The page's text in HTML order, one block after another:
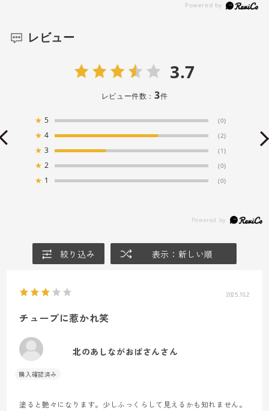
レビュー
3.7
レビュー件数： 3件
★ 5 (0)
★ 4 (2)
★ 3 (1)
★ 2 (0)
★ 1 (0)
絞り込み 表示：新しい順
2025.10.2
チューブに惹かれ笑
北のあしながおばさんさん
塗ると艶々になります。少しふっくらして見えるかも知れません。